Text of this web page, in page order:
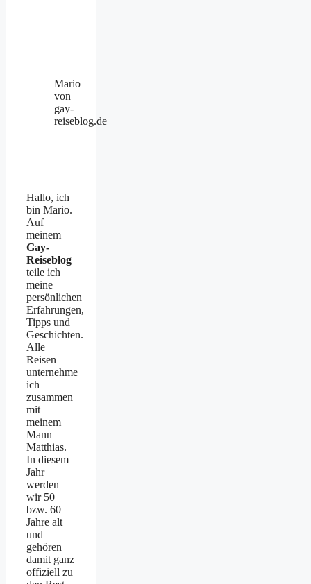
Mario
von
gay-
reiseblog.de
Hallo, ich
bin Mario.
Auf
meinem
Gay-
Reiseblog
teile ich
meine
persönlichen
Erfahrungen,
Tipps und
Geschichten.
Alle
Reisen
unternehme
ich
zusammen
mit
meinem
Mann
Matthias.
In diesem
Jahr
werden
wir 50
bzw. 60
Jahre alt
und
gehören
damit ganz
offiziell zu